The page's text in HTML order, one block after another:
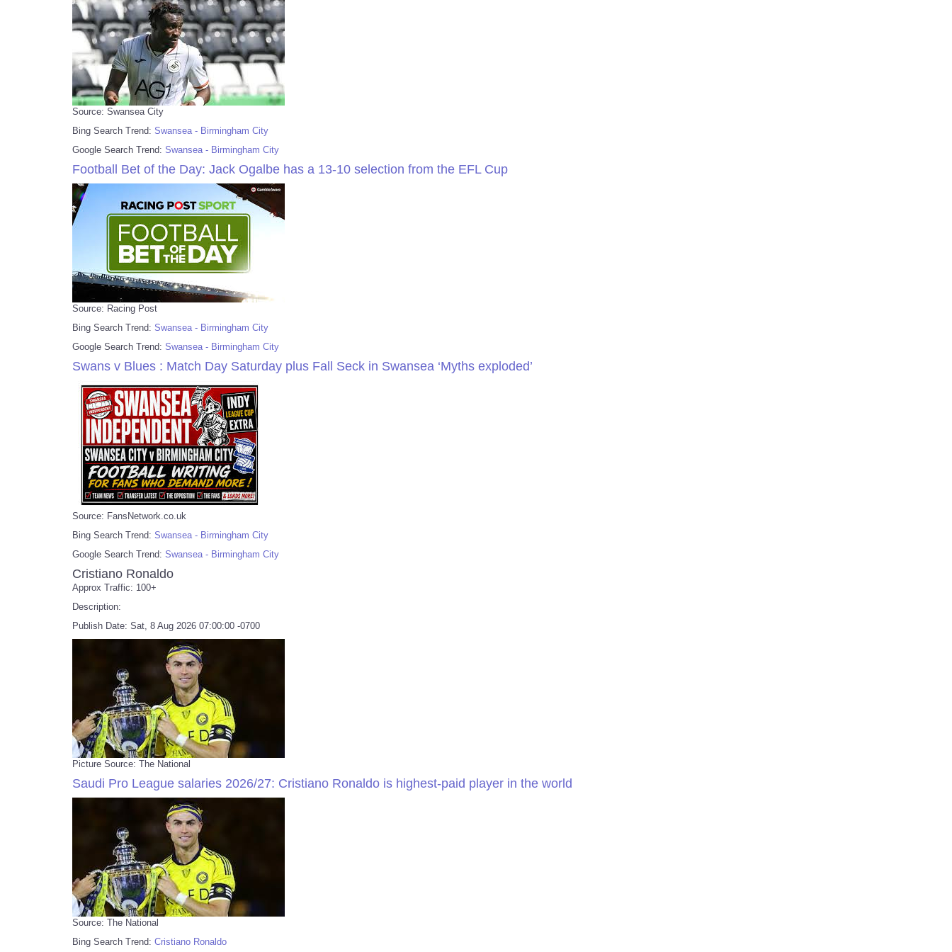
Source: Swansea City
Bing Search Trend: Swansea - Birmingham City
Google Search Trend: Swansea - Birmingham City
Football Bet of the Day: Jack Ogalbe has a 13-10 selection from the EFL Cup
Source: Racing Post
Bing Search Trend: Swansea - Birmingham City
Google Search Trend: Swansea - Birmingham City
Swans v Blues : Match Day Saturday plus Fall Seck in Swansea ‘Myths exploded’
Source: FansNetwork.co.uk
Bing Search Trend: Swansea - Birmingham City
Google Search Trend: Swansea - Birmingham City
Cristiano Ronaldo
Approx Traffic: 100+
Description:
Publish Date: Sat, 8 Aug 2026 07:00:00 -0700
Picture Source: The National
Saudi Pro League salaries 2026/27: Cristiano Ronaldo is highest-paid player in the world
Source: The National
Bing Search Trend: Cristiano Ronaldo